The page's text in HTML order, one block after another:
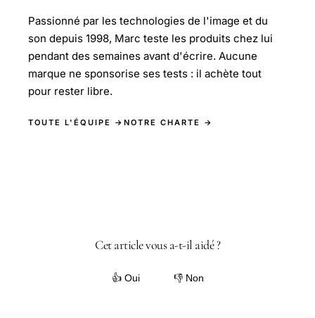
Passionné par les technologies de l'image et du
son depuis 1998, Marc teste les produits chez lui
pendant des semaines avant d'écrire. Aucune
marque ne sponsorise ses tests : il achète tout
pour rester libre.
TOUTE L'ÉQUIPE → NOTRE CHARTE →
Cet article vous a-t-il aidé ?
👍 Oui 👎 Non